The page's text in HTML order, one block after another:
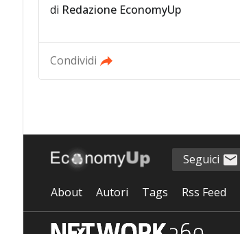
di Redazione EconomyUp
Condividi
Seguici
About Autori Tags Rss Feed